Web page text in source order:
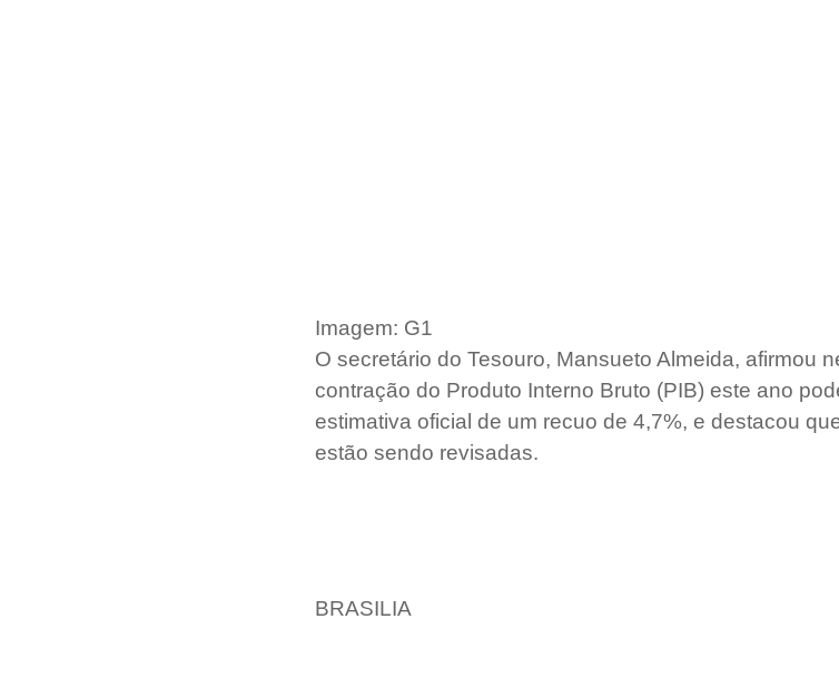
Imagem: G1
O secretário do Tesouro, Mansueto Almeida, afirmou
contração do Produto Interno Bruto (PIB) este ano
estimativa oficial de um recuo de 4,7%, e destacou
estão sendo revisadas.
BRASILIA